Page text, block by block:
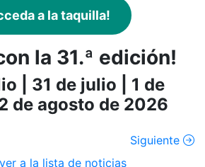
a la taquilla!
la 31.ª edición!
| 31 de julio | 1 de
de agosto de 2026
Siguiente
a la lista de noticias